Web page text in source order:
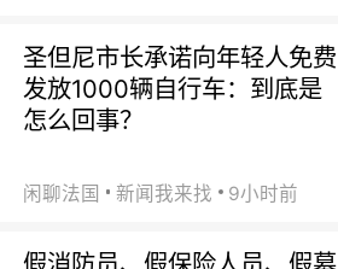
圣但尼市长承诺向年轻人免费
发放1000辆自行车：到底是
怎么回事？
闲聊法国 新闻我来找 9小时前